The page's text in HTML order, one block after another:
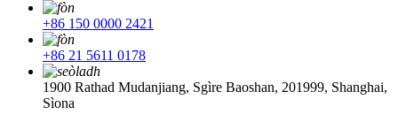
+86 150 0000 2421
+86 21 5611 0178
1900 Rathad Mudanjiang, Sgìre Baoshan, 201999, Shanghai,
Sìona